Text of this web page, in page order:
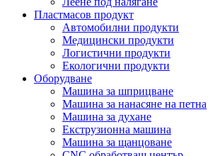
Пластмасов продукт
Автомобилни продукти
Медицински продукти
Логистични продукти
Екологични продукти
Оборудване
Машина за шприцване
Машина за нанасяне на петна
Машина за духане
Екструзионна машина
Машина за щанцоване